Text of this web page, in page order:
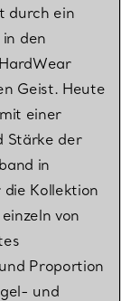
durch ein
den
Geist. Heute
einer
Stärke der
in
Kollektion
von
Proportion
und